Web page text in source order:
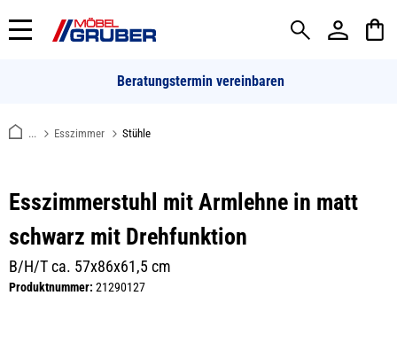
springen
Beratungstermin vereinbaren
... Esszimmer Stühle
Esszimmerstuhl mit Armlehne in matt
schwarz mit Drehfunktion
B/H/T ca. 57x86x61,5 cm
Produktnummer: 21290127